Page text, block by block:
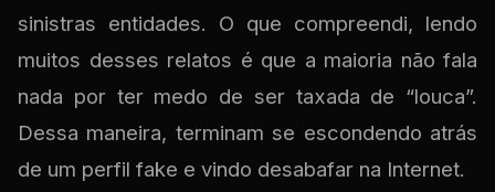
sinistras entidades. O que compreendi, lendo
muitos desses relatos é que a maioria não fala
nada por ter medo de ser taxada de “louca”.
Dessa maneira, terminam se escondendo atrás
de um perfil fake e vindo desabafar na Internet.